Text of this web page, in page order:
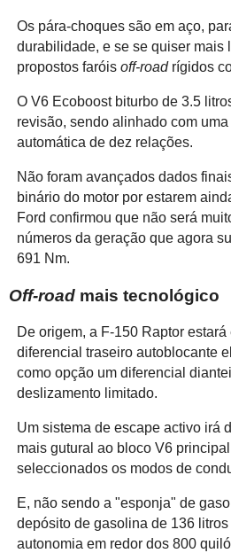
Os pára-choques são em aço,
durabilidade, e se se quiser mais
propostos faróis off-roadrígidos
O V6 Ecoboost biturbo de 3.5
revisão, sendo alinhado com
automática de dez relações.
Não foram avançados dados
binário do motor por estarem
Ford confirmou que não será
números da geração que agora
691 Nm.
Off-road mais tecnológico
De origem, a F-150 Raptor
diferencial traseiro autoblocante
como opção um diferencial
deslizamento limitado.
Um sistema de escape activo irá
mais gutural ao bloco V6
seleccionados os modos de
E, não sendo a "esponja" de
depósito de gasolina de 136
autonomia em redor dos 800